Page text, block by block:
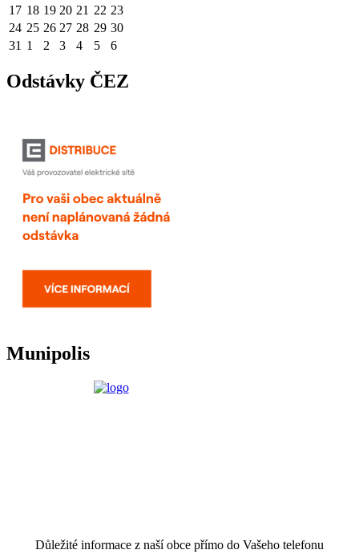
17 18 19 20 21 22 23
24 25 26 27 28 29 30
31 1 2 3 4 5 6
Odstávky ČEZ
Munipolis
Důležité informace z naší obce přímo do Vašeho telefonu